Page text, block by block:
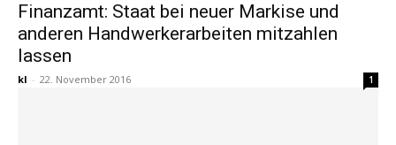
Finanzamt: Staat bei neuer Markise und
anderen Handwerkerarbeiten mitzahlen
lassen
kl - 22. November 2016 1